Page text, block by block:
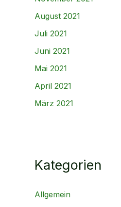
August 2021
Juli 2021
Juni 2021
Mai 2021
April 2021
März 2021
Kategorien
Allgemein